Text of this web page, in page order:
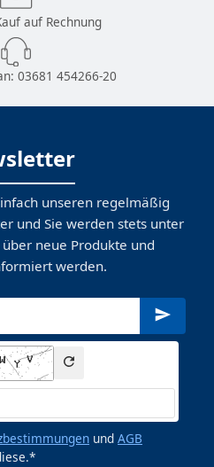
auf Rechnung
03681 454266-20
unseren regelmäßig
und Sie werden stets unter
neue Produkte und
werden.
und AGB